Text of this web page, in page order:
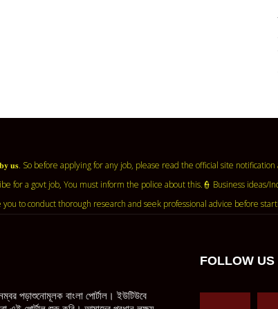
𝐛𝐲 𝐮𝐬. So before applying for any job, please read the official site
for a govt job, You must inform the police about this.👮 Business ideas/
to conduct thorough research and seek professional advice before
পড়াশুনোমূলক বাংলা পোর্টাল। ইউটিউবে
FOLLOW US